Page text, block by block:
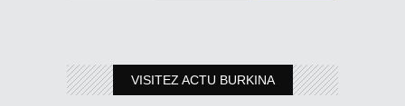
VISITEZ ACTU BURKINA